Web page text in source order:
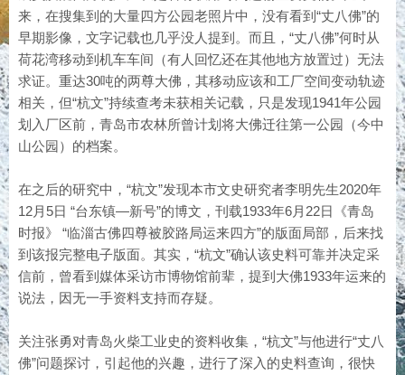
来，在搜集到的大量四方公园老照片中，没有看到“丈八佛”的
早期影像，文字记载也几乎没人提到。而且，“丈八佛”何时从
荷花湾移动到机车车间（有人回忆还在其他地方放置过）无法
求证。重达30吨的两尊大佛，其移动应该和工厂空间变动轨迹
相关，但“杭文”持续查考未获相关记载，只是发现1941年公园
划入厂区前，青岛市农林所曾计划将大佛迁往第一公园（今中
山公园）的档案。
在之后的研究中，“杭文”发现本市文史研究者李明先生2020年
12月5日 “台东镇—新号”的博文，刊载1933年6月22日《青岛
时报》 “临淄古佛四尊被胶路局运来四方”的版面局部，后来找
到该报完整电子版面。其实，“杭文”确认该史料可靠并决定采
信前，曾看到媒体采访市博物馆前辈，提到大佛1933年运来的
说法，因无一手资料支持而存疑。
关注张勇对青岛火柴工业史的资料收集，“杭文”与他进行“丈八
佛”问题探讨，引起他的兴趣，进行了深入的史料查询，很快